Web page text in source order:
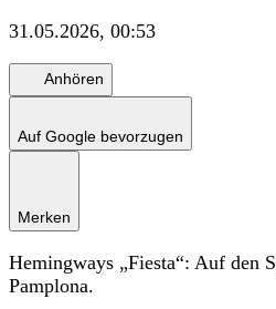
31.05.2026, 00:53
Anhören
Auf Google bevorzugen
Merken
Hemingways „Fiesta“: Auf den
Pamplona.